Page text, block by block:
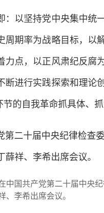
以坚持党中央集中统
期率为战略目标，以
点，以正风肃纪反腐
进行实践探索和理论
的自我革命抓具体、抓
国共产党第二十届中央纪
李希出席会议。